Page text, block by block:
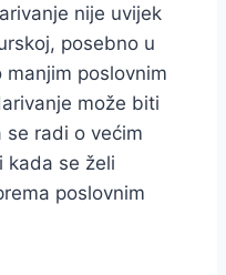
nije uvijek
posebno u
poslovnim
može biti
se radi o većim
kada se želi
poslovnim